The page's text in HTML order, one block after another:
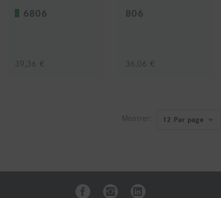
6806
39,36 €
806
36,06 €
Montrer: